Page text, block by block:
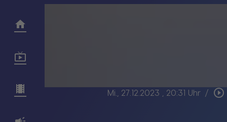
Mi., 27.12.2023 , 20:31 Uhr / play_circle_outline